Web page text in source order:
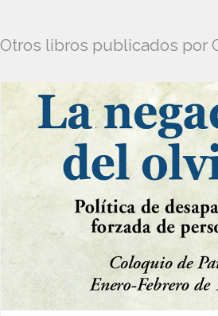
Otros libros publicados por